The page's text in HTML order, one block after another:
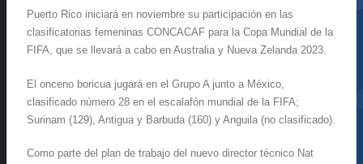
Puerto Rico iniciará en noviembre su participación en las
clasificatorias femeninas CONCACAF para la Copa Mundial de la
FIFA, que se llevará a cabo en Australia y Nueva Zelanda 2023.
El onceno boricua jugará en el Grupo A junto a México,
clasificado número 28 en el escalafón mundial de la FIFA;
Surinam (129), Antigua y Barbuda (160) y Anguila (no clasificado).
Como parte del plan de trabajo del nuevo director técnico Nat